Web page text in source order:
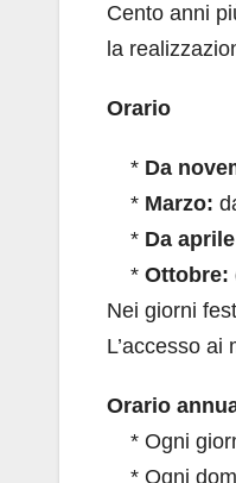
Cento anni
la
Orario
* Da
* Marzo:
* Da
* Ottobre:
Nei giorni
L’accesso
Orario
* Ogni
* Ogni